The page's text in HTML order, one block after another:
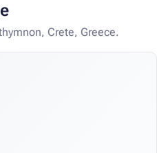
Crete, Greece.